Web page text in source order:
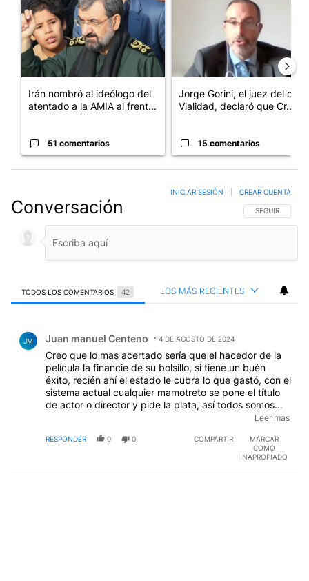
Irán nombró al ideólogo del
atentado a la AMIA al frent...
51 comentarios
Jorge Gorini, el juez del caso
Vialidad, declaró que Cr...
15 comentarios
Conversación SIGA ESTA
SEGUIR
INICIAR SESIÓN CREAR CUENTA
TODOS LOS COMENTARIOS 42 LOS MÁS RECIENTES
JM Juan manuel Centeno 4 DE AGOSTO DE 2024
Creo que lo mas acertado sería que el hacedor de la
película la financie de su bolsillo, si tiene un buén
éxito, recién ahí el estado le cubra lo que gastó, con el
sistema actual cualquier mamotreto se pone el título
de actor o director y pide la plata, así todos somos
de sus bolsillos.
Leer mas
RESPONDER 0 0 COMPARTIR
MARCAR
COMO
INAPROPIADO